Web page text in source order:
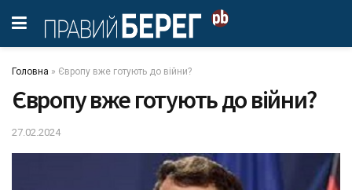
Головна » Європу вже готують до війни?
Європу вже готують до війни?
27.02.2024